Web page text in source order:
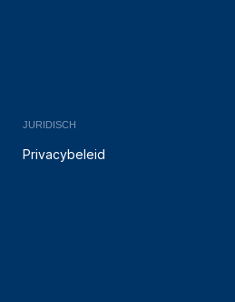
JURIDISCH
Privacybeleid